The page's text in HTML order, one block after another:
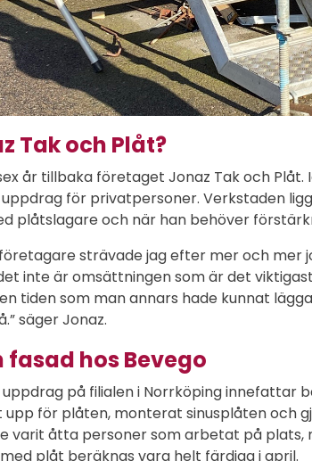
Tak och Plåt?
år tillbaka företaget Jonaz Tak och
för privatpersoner. Verkstaden
plåtslagare och när han behöver
strävade jag efter mer och
inte är omsättningen som är det
tiden som man annars hade kunnat
säger Jonaz.
fasad hos Bevego
uppdrag på filialen i Norrköping
upp för plåten, monterat sinusplåten
varit åtta personer som arbetat på
plåt beräknas vara helt färdiga i april.